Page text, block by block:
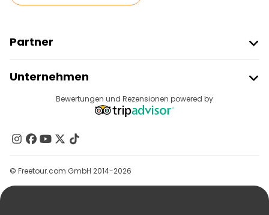
Kostenlose Führungen in der Nähe SOWETO TOWERS
Partner
Anbieter-Anmeldung
Affiliate-Programm
Unternehmen
Reiseziele
Kontakt
Gruppen
Hilfe
Bewertungen und Rezensionen powered by
© Freetour.com GmbH 2014-2026